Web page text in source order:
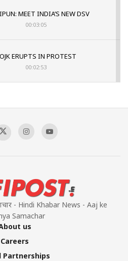
MEET INDIA’S NEW DSV
00:03:05
ERUPTS IN PROTEST
00:02:53
Sagar
- Hindi Khabar News - Aaj ke
Samachar
us
Careers
Partnerships